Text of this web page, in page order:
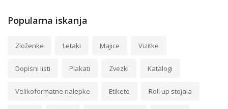
Popularna iskanja
Zloženke Letaki Majice Vizitke
Dopisni listi Plakati Zvezki Katalogi
Velikoformatne nalepke Etikete Roll up stojala